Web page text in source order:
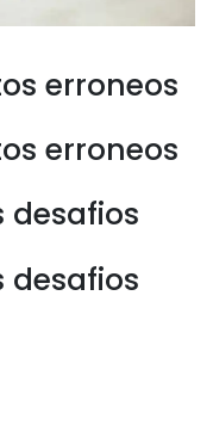
erroneos
erroneos
desafios
desafios